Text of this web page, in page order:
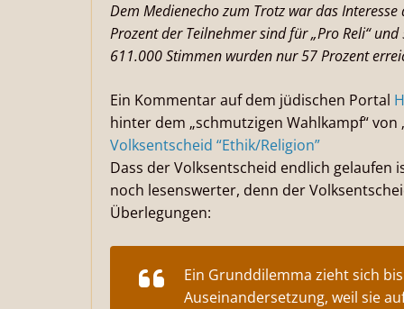
Dem Medienecho zum Trotz war das
Prozent der Teilnehmer sind für „Pro Reli“
611.000 Stimmen wurden nur 57 Prozent
Ein Kommentar auf dem jüdischen Portal
hinter dem „schmutzigen Wahlkampf“ von
Volksentscheid “Ethik/Religion”
Dass der Volksentscheid endlich
noch lesenswerter, denn der
Überlegungen:
Ein Grunddilemma zieht sich
Auseinandersetzung, weil sie